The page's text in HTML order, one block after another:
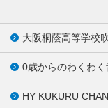
大阪桐蔭高等学校
0歳からのわくわ
HY KUKURU